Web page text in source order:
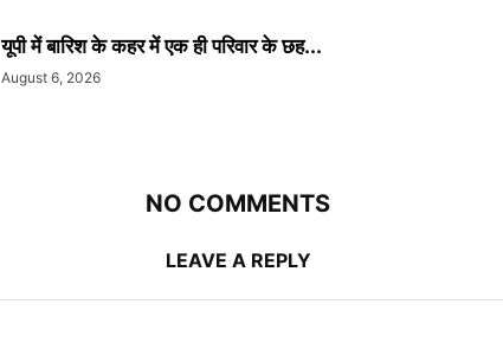
यूपी में बारिश के कहर में एक ही परिवार के छह...
August 6, 2026
NO COMMENTS
LEAVE A REPLY